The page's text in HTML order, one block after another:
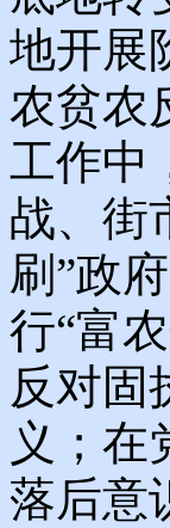
地开展
农贫农
工作中
战、街
刷”政
行“富
反对固
义；在
落后意